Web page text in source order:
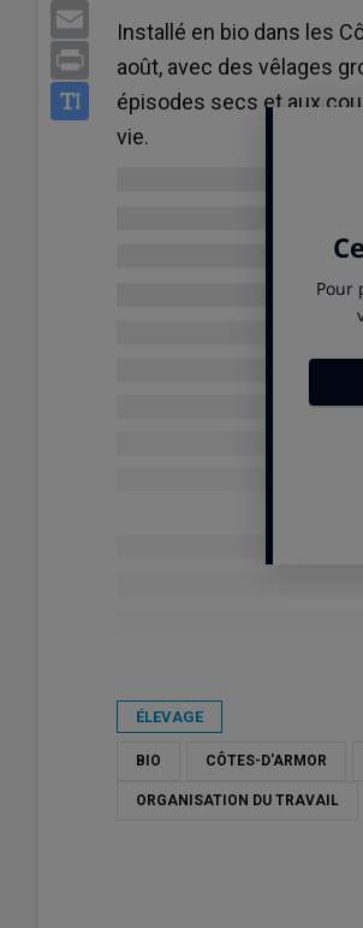
Print
Installé en bio dans les
août, avec des vêlages
épisodes secs et aux
vie.
ÉLEVAGE
BIO CÔTES-D'ARMOR
ORGANISATION DU TRAVAIL